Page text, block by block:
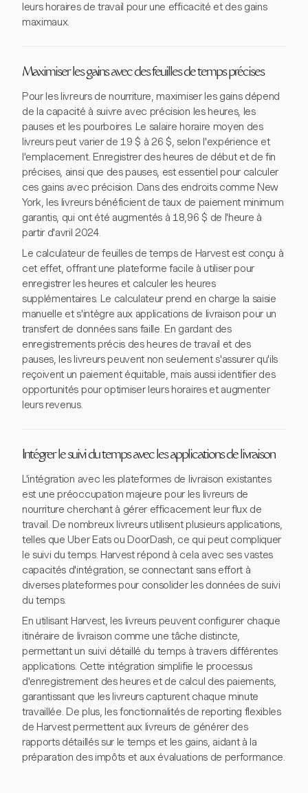
leurs horaires de travail pour une efficacité et des gains
maximaux.
Maximiser les gains avec des feuilles de temps précises
Pour les livreurs de nourriture, maximiser les gains dépend
de la capacité à suivre avec précision les heures, les
pauses et les pourboires. Le salaire horaire moyen des
livreurs peut varier de 19 $ à 26 $, selon l'expérience et
l'emplacement. Enregistrer des heures de début et de fin
précises, ainsi que des pauses, est essentiel pour calculer
ces gains avec précision. Dans des endroits comme New
York, les livreurs bénéficient de taux de paiement minimum
garantis, qui ont été augmentés à 18,96 $ de l'heure à
partir d'avril 2024.
Le calculateur de feuilles de temps de Harvest est conçu à
cet effet, offrant une plateforme facile à utiliser pour
enregistrer les heures et calculer les heures
supplémentaires. Le calculateur prend en charge la saisie
manuelle et s'intègre aux applications de livraison pour un
transfert de données sans faille. En gardant des
enregistrements précis des heures de travail et des
pauses, les livreurs peuvent non seulement s'assurer qu'ils
reçoivent un paiement équitable, mais aussi identifier des
opportunités pour optimiser leurs horaires et augmenter
leurs revenus.
Intégrer le suivi du temps avec les applications de livraison
L'intégration avec les plateformes de livraison existantes
est une préoccupation majeure pour les livreurs de
nourriture cherchant à gérer efficacement leur flux de
travail. De nombreux livreurs utilisent plusieurs applications,
telles que Uber Eats ou DoorDash, ce qui peut compliquer
le suivi du temps. Harvest répond à cela avec ses vastes
capacités d'intégration, se connectant sans effort à
diverses plateformes pour consolider les données de suivi
du temps.
En utilisant Harvest, les livreurs peuvent configurer chaque
itinéraire de livraison comme une tâche distincte,
permettant un suivi détaillé du temps à travers différentes
applications. Cette intégration simplifie le processus
d'enregistrement des heures et de calcul des paiements,
garantissant que les livreurs capturent chaque minute
travaillée. De plus, les fonctionnalités de reporting flexibles
de Harvest permettent aux livreurs de générer des
rapports détaillés sur le temps et les gains, aidant à la
préparation des impôts et aux évaluations de performance.